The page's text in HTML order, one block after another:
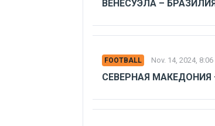
ВЕНЕСУЭЛА –
FOOTBALL Nov. 14, 2024, 8:06
СЕВЕРНАЯ МАКЕДОНИЯ